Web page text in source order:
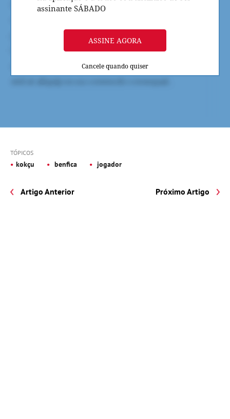
assinante SÁBADO
ASSINE AGORA
Cancele quando quiser
TÓPICOS
kokçu benfica jogador
Artigo Anterior Próximo Artigo